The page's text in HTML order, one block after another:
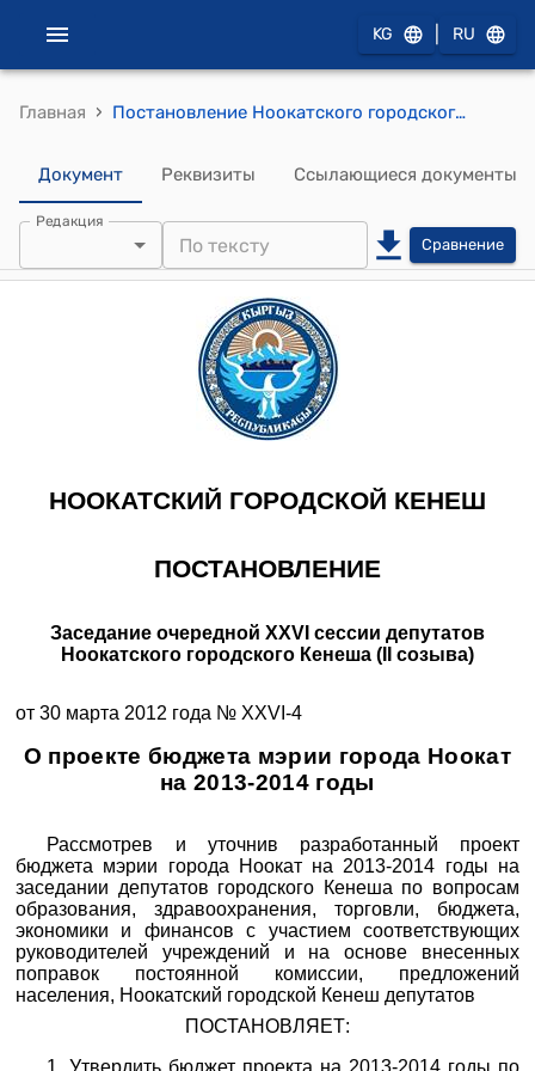
KG RU
Главная › Постановление Ноокатского городского Кенеша от 30 марта 2012 года № XXVI-4 "О проекте бюджета мэрии города Ноокат на 2013-2014 годы"
Документ Реквизиты Ссылающиеся документы
Редакция
Сравнение